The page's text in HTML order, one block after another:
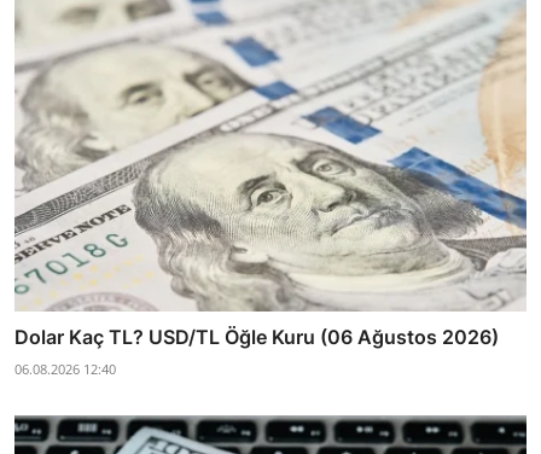
Dolar Kaç TL? USD/TL Öğle Kuru (06 Ağustos 2026)
06.08.2026 12:40